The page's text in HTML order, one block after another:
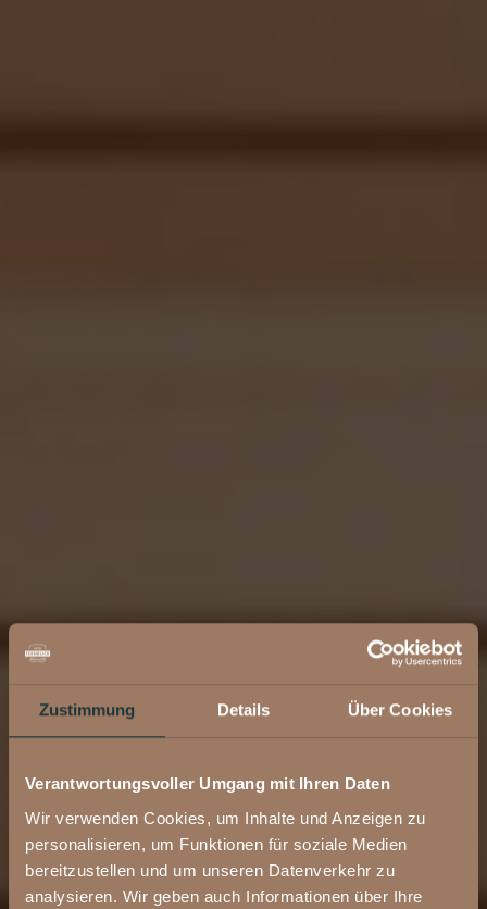
Zustimmung Details Über Cookies
Verantwortungsvoller Umgang mit Ihren Daten
Wir verwenden Cookies, um Inhalte und Anzeigen zu
personalisieren, um Funktionen für soziale Medien
bereitzustellen und um unseren Datenverkehr zu
analysieren. Wir geben auch Informationen über Ihre